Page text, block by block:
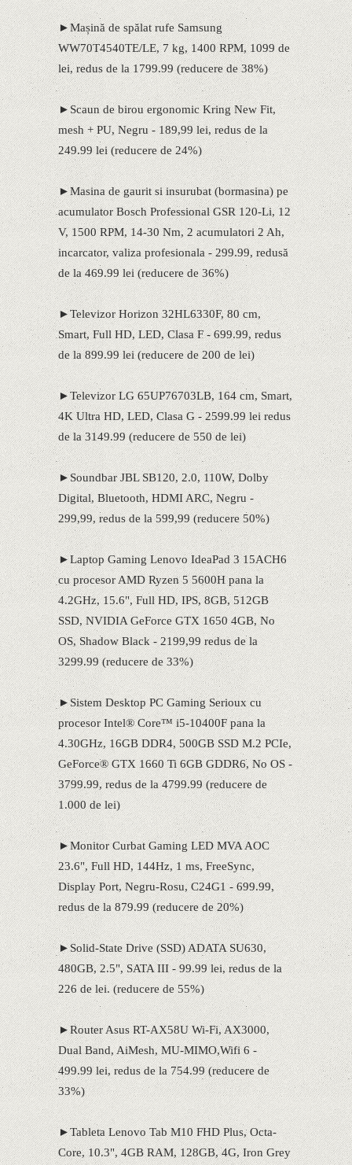
►Mașină de spălat rufe Samsung
WW70T4540TE/LE, 7 kg, 1400 RPM, 1099 de
lei, redus de la 1799.99 (reducere de 38%)
►Scaun de birou ergonomic Kring New Fit,
mesh + PU, Negru - 189,99 lei, redus de la
249.99 lei (reducere de 24%)
►Masina de gaurit si insurubat (bormasina) pe
acumulator Bosch Professional GSR 120-Li, 12
V, 1500 RPM, 14-30 Nm, 2 acumulatori 2 Ah,
incarcator, valiza profesionala - 299.99, redusă
de la 469.99 lei (reducere de 36%)
►Televizor Horizon 32HL6330F, 80 cm,
Smart, Full HD, LED, Clasa F - 699.99, redus
de la 899.99 lei (reducere de 200 de lei)
►Televizor LG 65UP76703LB, 164 cm, Smart,
4K Ultra HD, LED, Clasa G - 2599.99 lei redus
de la 3149.99 (reducere de 550 de lei)
►Soundbar JBL SB120, 2.0, 110W, Dolby
Digital, Bluetooth, HDMI ARC, Negru -
299,99, redus de la 599,99 (reducere 50%)
►Laptop Gaming Lenovo IdeaPad 3 15ACH6
cu procesor AMD Ryzen 5 5600H pana la
4.2GHz, 15.6", Full HD, IPS, 8GB, 512GB
SSD, NVIDIA GeForce GTX 1650 4GB, No
OS, Shadow Black - 2199,99 redus de la
3299.99 (reducere de 33%)
►Sistem Desktop PC Gaming Serioux cu
procesor Intel® Core™ i5-10400F pana la
4.30GHz, 16GB DDR4, 500GB SSD M.2 PCIe,
GeForce® GTX 1660 Ti 6GB GDDR6, No OS -
3799.99, redus de la 4799.99 (reducere de
1.000 de lei)
►Monitor Curbat Gaming LED MVA AOC
23.6", Full HD, 144Hz, 1 ms, FreeSync,
Display Port, Negru-Rosu, C24G1 - 699.99,
redus de la 879.99 (reducere de 20%)
►Solid-State Drive (SSD) ADATA SU630,
480GB, 2.5", SATA III - 99.99 lei, redus de la
226 de lei. (reducere de 55%)
►Router Asus RT-AX58U Wi-Fi, AX3000,
Dual Band, AiMesh, MU-MIMO,Wifi 6 -
499.99 lei, redus de la 754.99 (reducere de
33%)
►Tableta Lenovo Tab M10 FHD Plus, Octa-
Core, 10.3", 4GB RAM, 128GB, 4G, Iron Grey